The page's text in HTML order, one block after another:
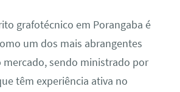
grafotécnico em Porangaba é
um dos mais abrangentes
mercado, sendo ministrado por
têm experiência ativa no